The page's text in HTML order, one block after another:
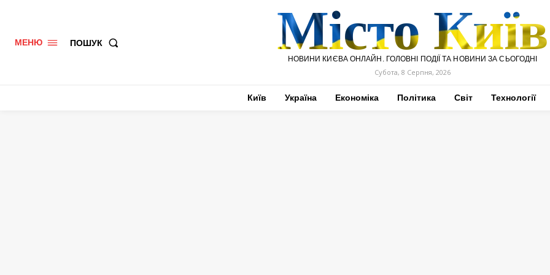
МЕНЮ ПОШУК Місто Київ
НОВИНИ КИЄВА ОНЛАЙН. ГОЛОВНІ ПОДІЇ ТА НОВИНИ ЗА СЬОГОДНІ
Субота, 8 Серпня, 2026
Київ Україна Економіка Політика Світ Технології